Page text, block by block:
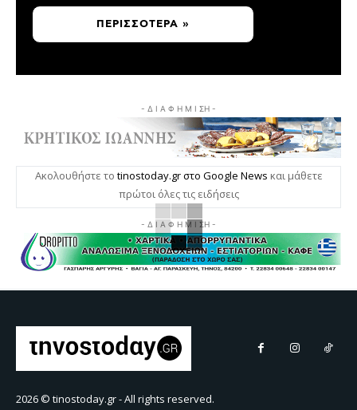
ΠΕΡΙΣΣΌΤΕΡΑ »
- Δ Ι Α Φ Η Μ Ι ΣΗ -
Ακολουθήστε το tinostoday.gr στο Google News και μάθετε
πρώτοι όλες τις ειδήσεις
- Δ Ι Α Φ Η Μ Ι ΣΗ -
2026 © tinostoday.gr - All rights reserved.